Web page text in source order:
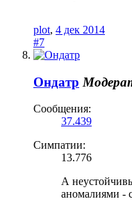
plot, 4 дек 2014
#7
Ондатр
Сообщения:
37.439
Симпатии:
13.776
А
аномалиями -